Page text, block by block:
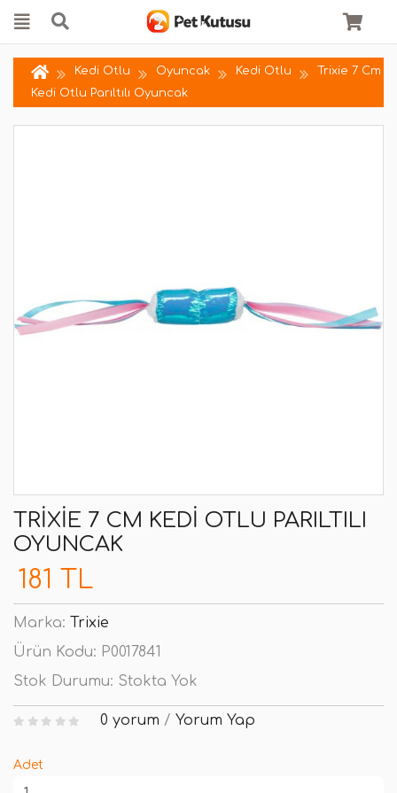
Kedi Otlu Oyuncak Kedi Otlu
Trixie 7 Cm
Kedi Otlu Parıltılı Oyuncak
TRIXIE 7 CM KEDI OTLU PARILTILI
OYUNCAK
181 TL
Marka: Trixie
Ürün Kodu: P0017841
Stok Durumu: Stokta Yok
0 yorum / Yorum Yap
Adet